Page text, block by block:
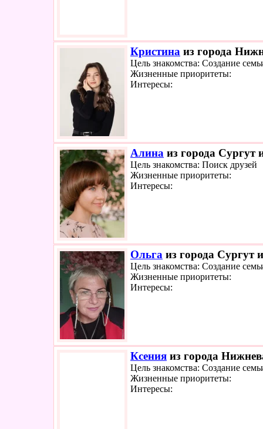
Кристина из города
Цель знакомства: Создание
Жизненные приоритеты:
Интересы:
Алина из города Сургут
Цель знакомства: Поиск друзей
Жизненные приоритеты:
Интересы:
Ольга из города Сургут
Цель знакомства: Создание
Жизненные приоритеты:
Интересы:
Ксения из города
Цель знакомства: Создание
Жизненные приоритеты:
Интересы: